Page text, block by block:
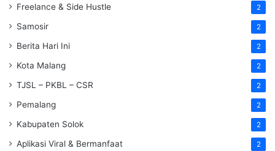
Freelance & Side Hustle 2
Samosir 2
Berita Hari Ini 2
Kota Malang 2
TJSL – PKBL – CSR 2
Pemalang 2
Kabupaten Solok 2
Aplikasi Viral & Bermanfaat 2